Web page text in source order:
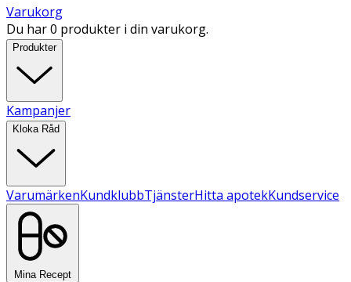
Varukorg
Du har 0 produkter i din varukorg.
Produkter
Kampanjer
Kloka Råd
VarumärkenKundklubbTjänsterHitta apotekKundservice
Mina Recept